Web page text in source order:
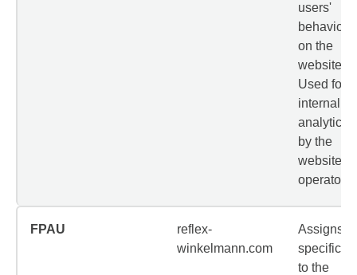
users'
behaviour
on the
website.
Used for
internal
analytics
by the
website
operator.
FPAU
reflex-
winkelmann.com
Assigns a
specific ID
to the